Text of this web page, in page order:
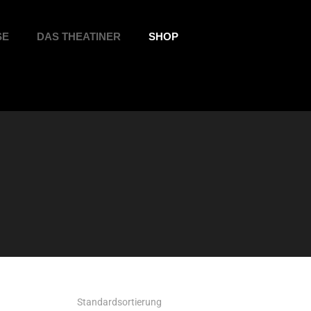
DAS THEATINER SHOP